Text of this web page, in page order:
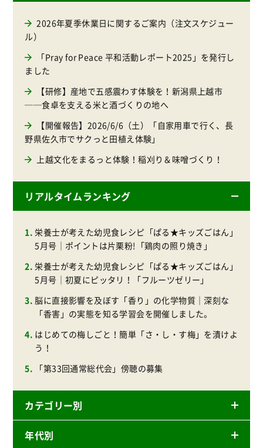
2026年夏季休業日に関するご案内（注文スケジュー
ル）
「Pray for Peace 平和活動レポート2025」を発行し
ました
【研修】産地で五感震わす体験を！新潟県上越市
──食卓を支える米と酒づくりの地へ
【開催報告】2026/6/6（土）「自家用車で行く、長
野県佐久市でサクっと田植え体験」
上越文化をまるっと体験！稲刈り＆味噌づくり！
リアルタイムランキング
栄養士が考えた幼児食レシピ「ぱる★キッズごはん」
5月号｜ポイントは片栗粉!「鶏肉の照り焼き」
栄養士が考えた幼児食レシピ「ぱる★キッズごはん」
5月号｜初夏にピッタリ！「フルーツゼリー」
脳に直接影響を及ぼす「香り」の化学物質｜深刻な
「香害」の実態を知る学習会を開催しました。
はじめての梅しごと！簡単「さ・し・す梅」を漬けよ
う！
「第33回通常総代会」傍聴の募集
カテゴリー別
ニュースリリース
年代別